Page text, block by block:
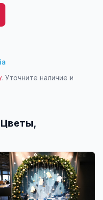
. Уточните наличие и
Цветы,